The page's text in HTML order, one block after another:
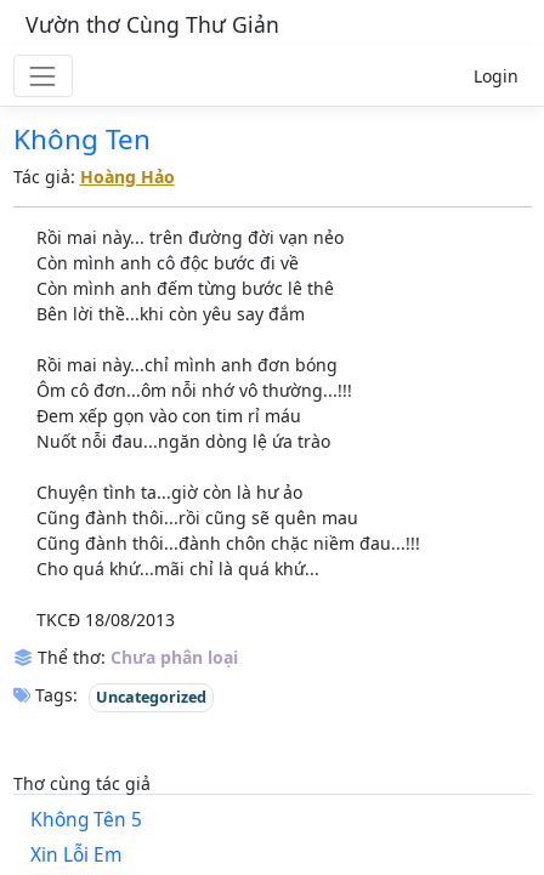
Vườn thơ Cùng Thư Giản
Login
Không Ten
Tác giả: Hoàng Hảo
Rồi mai này... trên đường đời vạn nẻo
Còn mình anh cô độc bước đi về
Còn mình anh đếm từng bước lê thê
Bên lời thề...khi còn yêu say đắm
Rồi mai này...chỉ mình anh đơn bóng
Ôm cô đơn...ôm nỗi nhớ vô thường...!!!
Đem xếp gọn vào con tim rỉ máu
Nuốt nỗi đau...ngăn dòng lệ ứa trào
Chuyện tình ta...giờ còn là hư ảo
Cũng đành thôi...rồi cũng sẽ quên mau
Cũng đành thôi...đành chôn chặc niềm đau...!!!
Cho quá khứ...mãi chỉ là quá khứ...
TKCĐ 18/08/2013
Thể thơ: Chưa phân loại
Tags:
Uncategorized
Thơ cùng tác giả
Không Tên 5
Xin Lỗi Em